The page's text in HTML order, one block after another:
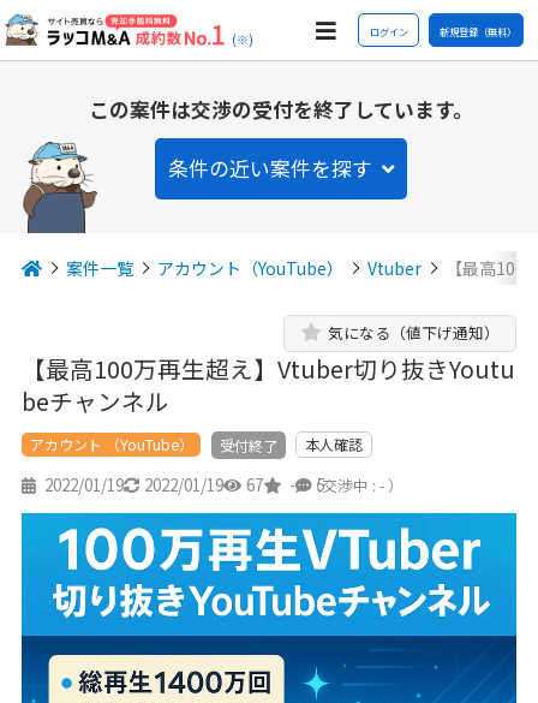
(※) ログイン 新規登録（無料）
この案件は交渉の受付を終了しています。
条件の近い案件を探す
案件一覧 アカウント（YouTube） Vtuber 【最高
【最高100万再生超え】Vtuber切り抜きYoutu
beチャンネル
気になる（値下げ通知）
アカウント （YouTube） 受付終了 本人確認
2022/01/19 2022/01/19 67 - 5
（交渉中 : - ）